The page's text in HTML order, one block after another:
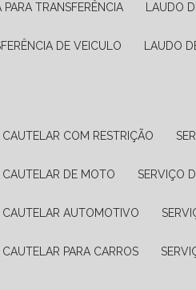
PARA TRANSFERÊNCIA LAUDO
DE VEICULO LAUDO
CAUTELAR COM RESTRIÇÃO
CAUTELAR DE MOTO SERVIÇO
CAUTELAR AUTOMOTIVO
CAUTELAR PARA CARROS